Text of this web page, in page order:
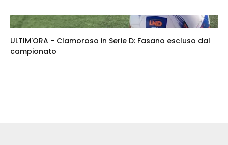
ULTIM'ORA - Clamoroso in Serie D: Fasano escluso dal
campionato